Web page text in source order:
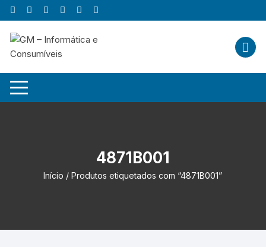
Skip
to
content
4871B001
Início / Produtos etiquetados com “4871B001”